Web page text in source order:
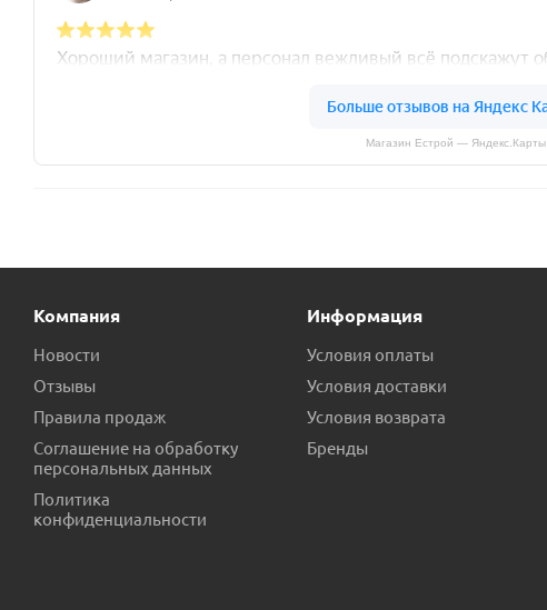
Магазин Естрой — Яндекс.Карты
Компания
Новости
Отзывы
Правила продаж
Соглашение на обработку
персональных данных
Политика
конфиденциальности
Информация
Условия оплаты
Условия доставки
Условия возврата
Бренды